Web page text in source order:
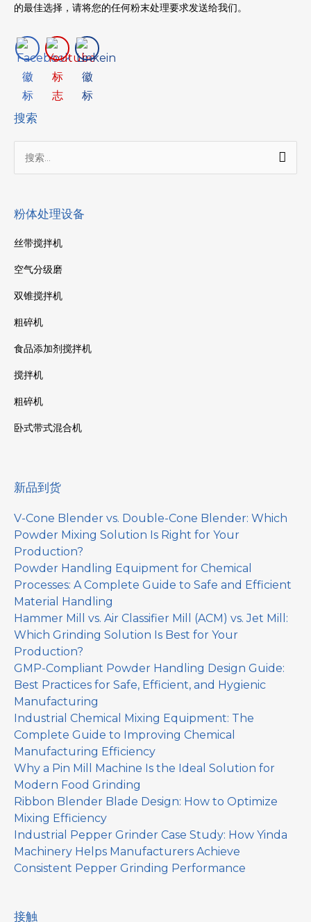
的最佳选择，请将您的任何粉末处理要求发送给我们。
搜索
索：
粉体处理设备
丝带搅拌机
空气分级磨
双锥搅拌机
粗碎机
食品添加剂搅拌机
搅拌机
粗碎机
卧式带式混合机
新品到货
V-Cone Blender vs. Double-Cone Blender: Which
Powder Mixing Solution Is Right for Your
Production?
Powder Handling Equipment for Chemical
Processes: A Complete Guide to Safe and Efficient
Material Handling
Hammer Mill vs. Air Classifier Mill (ACM) vs. Jet Mill:
Which Grinding Solution Is Best for Your
Production?
GMP-Compliant Powder Handling Design Guide:
Best Practices for Safe, Efficient, and Hygienic
Manufacturing
Industrial Chemical Mixing Equipment: The
Complete Guide to Improving Chemical
Manufacturing Efficiency
Why a Pin Mill Machine Is the Ideal Solution for
Modern Food Grinding
Ribbon Blender Blade Design: How to Optimize
Mixing Efficiency
Industrial Pepper Grinder Case Study: How Yinda
Machinery Helps Manufacturers Achieve
Consistent Pepper Grinding Performance
接触